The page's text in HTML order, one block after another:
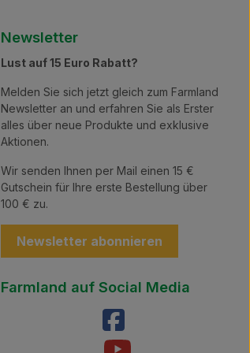
Newsletter
Lust auf 15 Euro Rabatt?
Melden Sie sich jetzt gleich zum Farmland
Newsletter an und erfahren Sie als Erster
alles über neue Produkte und exklusive
Aktionen.
Wir senden Ihnen per Mail einen 15 €
Gutschein für Ihre erste Bestellung über
100 € zu.
Newsletter abonnieren
Farmland auf Social Media